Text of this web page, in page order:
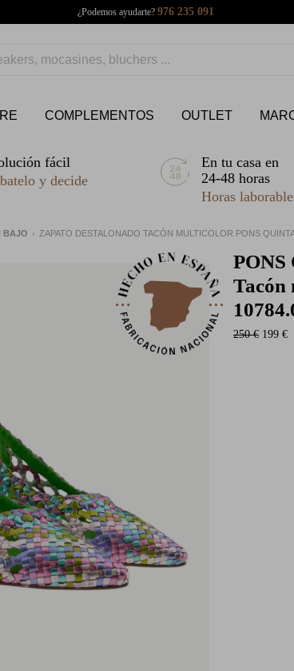
¿Podemos ayudarte? 976 235 091
COMPLEMENTOS OUTLET
fácil
y decide
En tu casa en
24-48 horas
Horas
BAJO ZAPATO DESTALONADO TACÓN MULTICOLOR PONS
Tacón
250 € 199 €